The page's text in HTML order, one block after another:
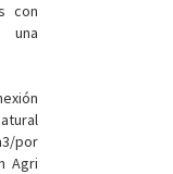
con
una
por
Agri